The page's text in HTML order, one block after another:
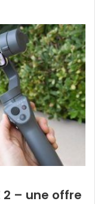
2 – une offre